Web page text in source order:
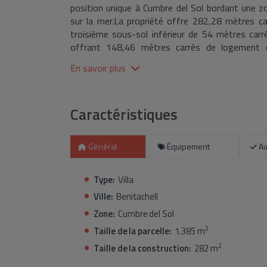
position unique à Cumbre del Sol bordant
sur la mer.La propriété offre 282,28 mètres
troisième sous-sol inférieur de 54 mètres
offrant 148,46 mètres carrés de logement
et ouvertes, deux chambres doubles et deux
faible entretien.Piscine à débordement.Une
contemporain à Kalmias Cumbre del Sol, avec
En savoir plus
Caractéristiques
Général Équipement
Type: Villa
Ville: Benitachell
Zone: Cumbre del Sol
Taille de la parcelle: 1.385 m2
Taille de la construction: 282 m2